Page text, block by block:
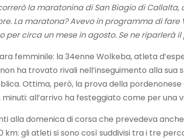
la maratonina di San Biagio di
La maratona? Avevo in programma di fare
per circa un mese in agosto. Se ne riparlerà
femminile: la 34enne Wolkeba, atleta
non ha trovato rivali nell’inseguimento alla
Ottima, però, la prova della pordenonese
2 minuti: all’arrivo ha festeggiato come
alla domenica di corsa che prevedeva
km: gli atleti si sono così suddivisi tra i tre